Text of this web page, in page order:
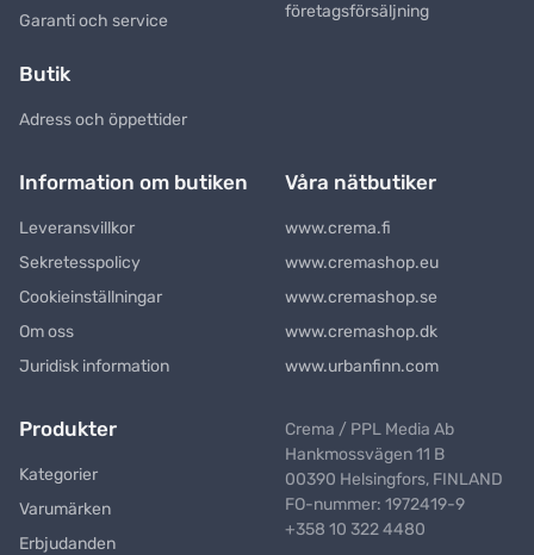
Garanti och service
företagsförsäljning
Butik
Adress och öppettider
Information om butiken
Leveransvillkor
Sekretesspolicy
Cookieinställningar
Om oss
Juridisk information
Våra nätbutiker
www.crema.fi
www.cremashop.eu
www.cremashop.se
www.cremashop.dk
www.urbanfinn.com
Produkter
Kategorier
Varumärken
Erbjudanden
Crema / PPL Media Ab
Hankmossvägen 11 B
00390 Helsingfors, FINLAND
FO-nummer: 1972419-9
+358 10 322 4480